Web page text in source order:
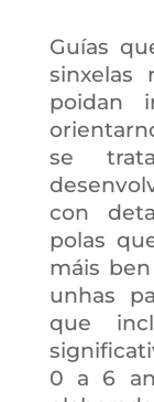
Guías
sinxelas
poidan
se
con
polas
máis
unhas
que
0 a 6